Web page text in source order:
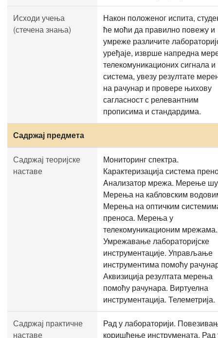
Исходи учења
(стечена знања)
Након положеног испита,
ће моћи да правилно повежу и
умреже различите
уређаје, изврше напредна
телекомуникационих сигнала и
система, увезу резултате
на рачунар и провере њихову
сагласност с релевантним
прописима и стандардима.
Садржај предмета
Садржај теоријске
наставе
Мониторинг спектра.
Карактеризација система
Aнализатор мрежа. Мерење
Мерења на кабловским
Мерења на оптичким
преноса. Мерења у
телекомуникационим мрежама.
Умрежавање лабораторијске
инструментације. Управљање
инструментима помоћу
Аквизиција резултата мерења
помоћу рачунара. Виртуелна
инструментација. Телеметрија.
Садржај практичне
наставе
Рад у лабораторији.
коришћење инструмената. Рад